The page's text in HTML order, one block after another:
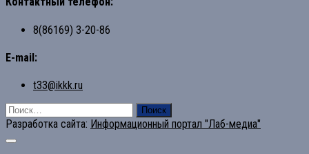
8(86169) 3-20-86
E-mail:
t33@ikkk.ru
Найти:
Разработка сайта: Информационный портал "Лаб-медиа"